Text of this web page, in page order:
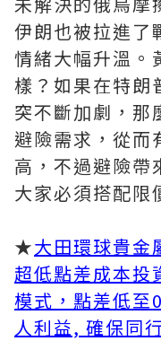
伊朗也被拉進了
情緒大幅升溫。
樣？如果在特朗
突不斷加劇，那
避險需求，從而
高，不過避險帶
大家必須搭配限
★大田環球貴金
超低點差成本投
模式，點差低至
人利益, 確保同